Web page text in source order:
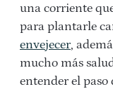
una corriente
para plantarle
envejecer,
mucho más
entender el